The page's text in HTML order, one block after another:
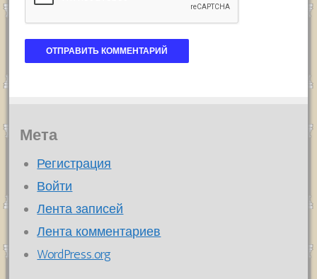
Мета
Регистрация
Войти
Лента записей
Лента комментариев
WordPress.org